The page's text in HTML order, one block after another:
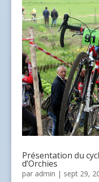
Présentation du
d’Orchies
par admin | sept 29,